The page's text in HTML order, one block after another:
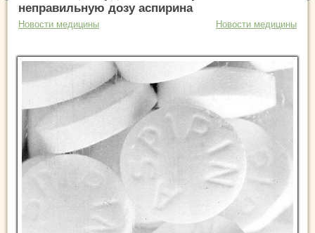
неправильную дозу аспирина
Новости медицины Новости медицины